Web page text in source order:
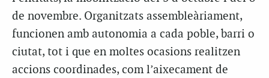
de novembre. Organitzats assembleàriament,
funcionen amb autonomia a cada poble, barri o
ciutat, tot i que en moltes ocasions realitzen
accions coordinades, com l’aixecament de